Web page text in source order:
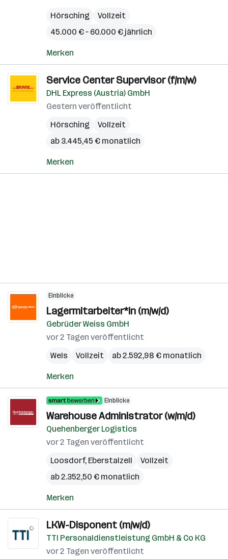
Hörsching
Vollzeit
45.000 € – 60.000 € jährlich
Merken
Service Center Supervisor (f/m/w)
DHL Express (Austria) GmbH
Gestern veröffentlicht
Hörsching
Vollzeit
ab 3.445,45 € monatlich
Merken
Einblicke
Lagermitarbeiter*in (m/w/d)
Gebrüder Weiss GmbH
vor 2 Tagen veröffentlicht
Wels
Vollzeit ab 2.592,98 € monatlich
Merken
Einblicke
Warehouse Administrator (w/m/d)
Quehenberger Logistics
vor 2 Tagen veröffentlicht
Loosdorf, Eberstalzell
Vollzeit
ab 2.352,50 € monatlich
Merken
LKW-Disponent (m/w/d)
TTI Personaldienstleistung GmbH & Co KG
vor 2 Tagen veröffentlicht